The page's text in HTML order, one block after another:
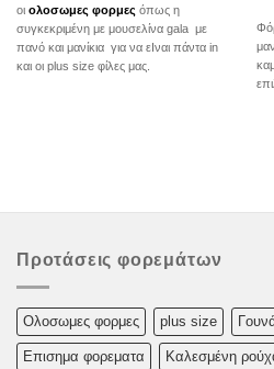
οι ολοσωμες φορμες όπως η
συγκεκριμένη με μουσελίνα gala με
πανό και μανίκια για να εΙναι πάντα in
και οι plus size φίλες μας.
Προτάσεις φορεμάτων
Oλoσωμες φoρμες plus size
Επισημα φορεματα Καλεσμένη